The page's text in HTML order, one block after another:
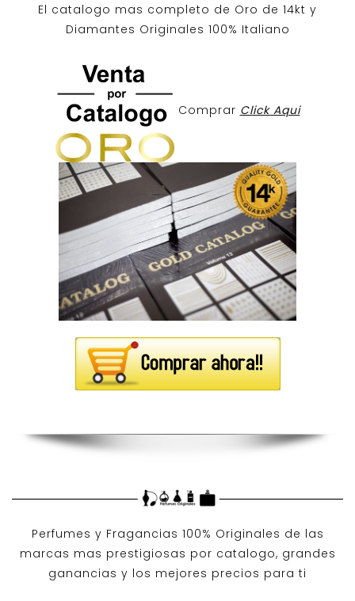
El catalogo mas completo de Oro de 14kt y
Diamantes Originales 100% Italiano
Comprar Click Aqui
Perfumes y Fragancias 100% Originales de las
marcas mas prestigiosas por catalogo, grandes
ganancias y los mejores precios para ti